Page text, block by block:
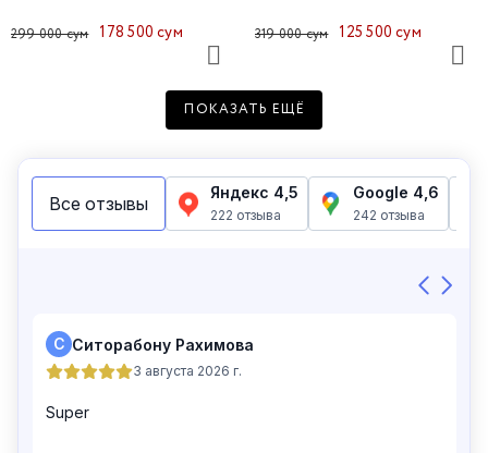
299 000 сум 178 500 сум 319 000 сум 125 500 сум
Брюки женские 48125-15
ПОКАЗАТЬ ЕЩЁ